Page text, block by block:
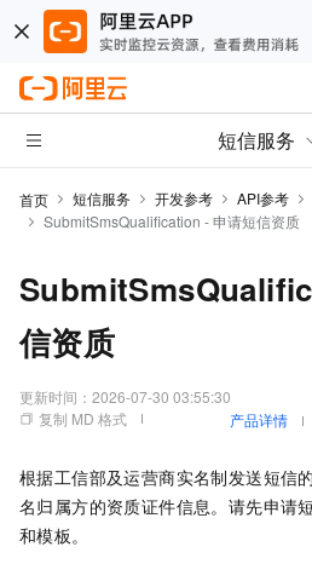
短信服务
首页 短信服务 开发参考 API参考
SubmitSmsQualification - 申请短信资质
信资质
更新时间： 2026-07-30 03:55:30
复制 MD 格式
产品详情
根据工信部及运营商实名制发送短信
名归属方的资质证件信息。请先申请
和模板。